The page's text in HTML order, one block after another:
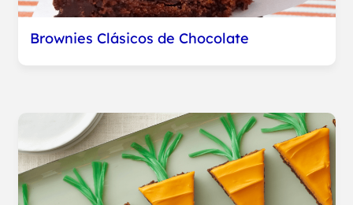
Brownies Clásicos de Chocolate